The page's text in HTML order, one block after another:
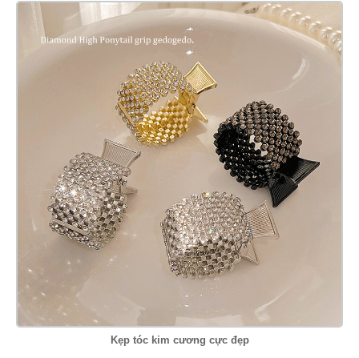
Kẹp tóc kim cương cực đẹp